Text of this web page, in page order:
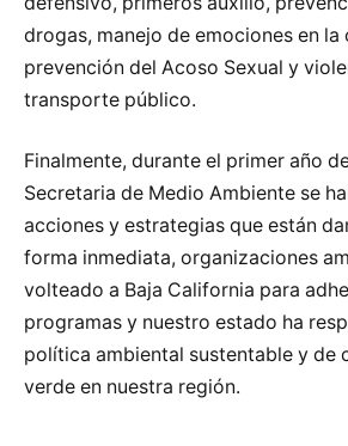
drogas, manejo de emociones en
prevención del Acoso Sexual y
transporte público.
Finalmente, durante el primer año
Secretaria de Medio Ambiente se
acciones y estrategias que están
forma inmediata, organizaciones
volteado a Baja California para
programas y nuestro estado ha
política ambiental sustentable y de
verde en nuestra región.